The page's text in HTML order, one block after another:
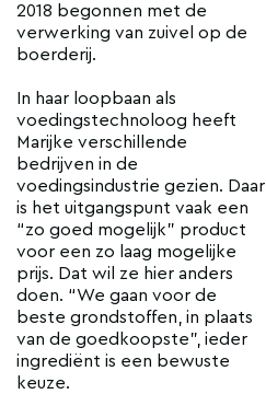
2018 begonnen met de
verwerking van zuivel op de
boerderij.
In haar loopbaan als
voedingstechnoloog heeft
Marijke verschillende
bedrijven in de
voedingsindustrie gezien. Daar
is het uitgangspunt vaak een
“zo goed mogelijk” product
voor een zo laag mogelijke
prijs. Dat wil ze hier anders
doen. “We gaan voor de
beste grondstoffen, in plaats
van de goedkoopste”, ieder
ingrediënt is een bewuste
keuze.